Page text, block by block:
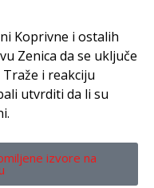
Koprivne i ostalih
Zenica da se uključe
i reakciju
utvrditi da li su
izvore na